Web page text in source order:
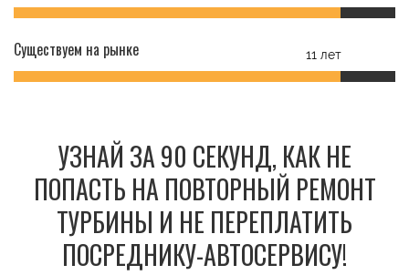
Существуем на рынке 11 лет
УЗНАЙ ЗА 90 СЕКУНД, КАК НЕ
ПОПАСТЬ НА ПОВТОРНЫЙ РЕМОНТ
ТУРБИНЫ И НЕ ПЕРЕПЛАТИТЬ
ПОСРЕДНИКУ-АВТОСЕРВИСУ!